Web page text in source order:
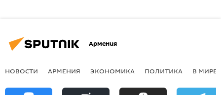
Армения
НОВОСТИ АРМЕНИЯ ЭКОНОМИКА ПОЛИТИКА В МИРЕ